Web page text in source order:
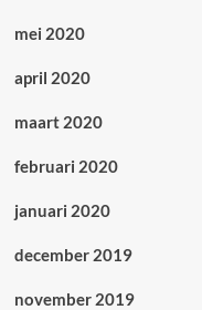
mei 2020
april 2020
maart 2020
februari 2020
januari 2020
december 2019
november 2019